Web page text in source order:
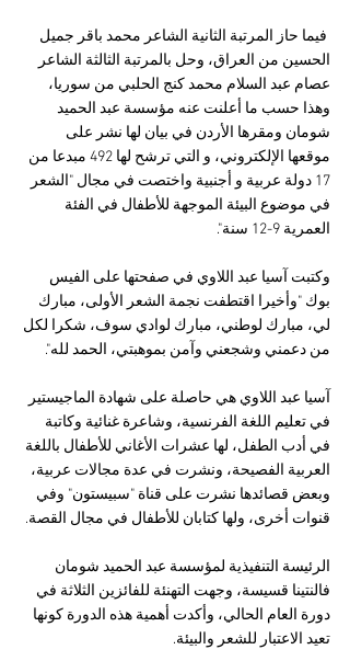
فيما حاز المرتبة الثانية الشاعر محمد باقر جميل
الحسين من العراق، وحل بالمرتبة الثالثة الشاعر
عصام عبد السلام محمد كنج الحلبي من سوريا،
وهذا حسب ما أعلنت عنه مؤسسة عبد الحميد
شومان ومقرها الأردن في بيان لها نشر على
موقعها الإلكتروني، و التي ترشح لها 492 مبدعا من
17 دولة عربية و أجنبية واختصت في مجال "الشعر
في موضوع البيئة الموجهة للأطفال في الفئة
العمرية 9-12 سنة".
وكتبت آسيا عبد اللاوي في صفحتها على الفيس
بوك "وأخيرا اقتطفت نجمة الشعر الأولى، مبارك
لي، مبارك لوطني، مبارك لوادي سوف، شكرا لكل
من دعمني وشجعني وآمن بموهبتي، الحمد لله".
آسيا عبد اللاوي هي حاصلة على شهادة الماجيستير
في تعليم اللغة الفرنسية، وشاعرة غنائية وكاتبة
في أدب الطفل، لها عشرات الأغاني للأطفال باللغة
العربية الفصيحة، ونشرت في عدة مجالات عربية،
وبعض قصائدها نشرت على قناة "سبيستون" وفي
قنوات أخرى، ولها كتابان للأطفال في مجال القصة.
الرئيسة التنفيذية لمؤسسة عبد الحميد شومان
فالنتينا قسيسة، وجهت التهنئة للفائزين الثلاثة في
دورة العام الحالي، وأكدت أهمية هذه الدورة كونها
تعيد الاعتبار للشعر والبيئة.